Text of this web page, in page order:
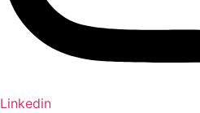
Linkedin